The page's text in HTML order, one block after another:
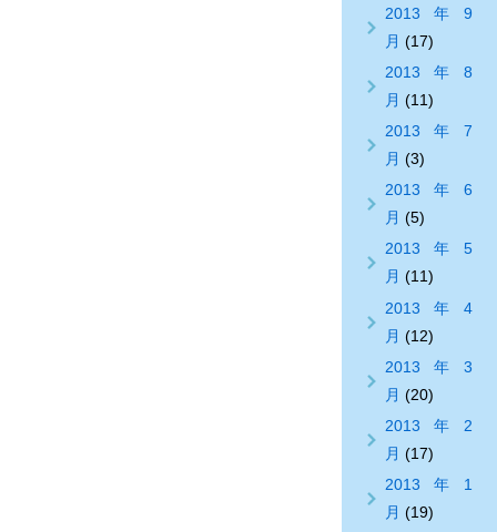
2013年9
月 (17)
2013年8
月 (11)
2013年7
月 (3)
2013年6
月 (5)
2013年5
月 (11)
2013年4
月 (12)
2013年3
月 (20)
2013年2
月 (17)
2013年1
月 (19)